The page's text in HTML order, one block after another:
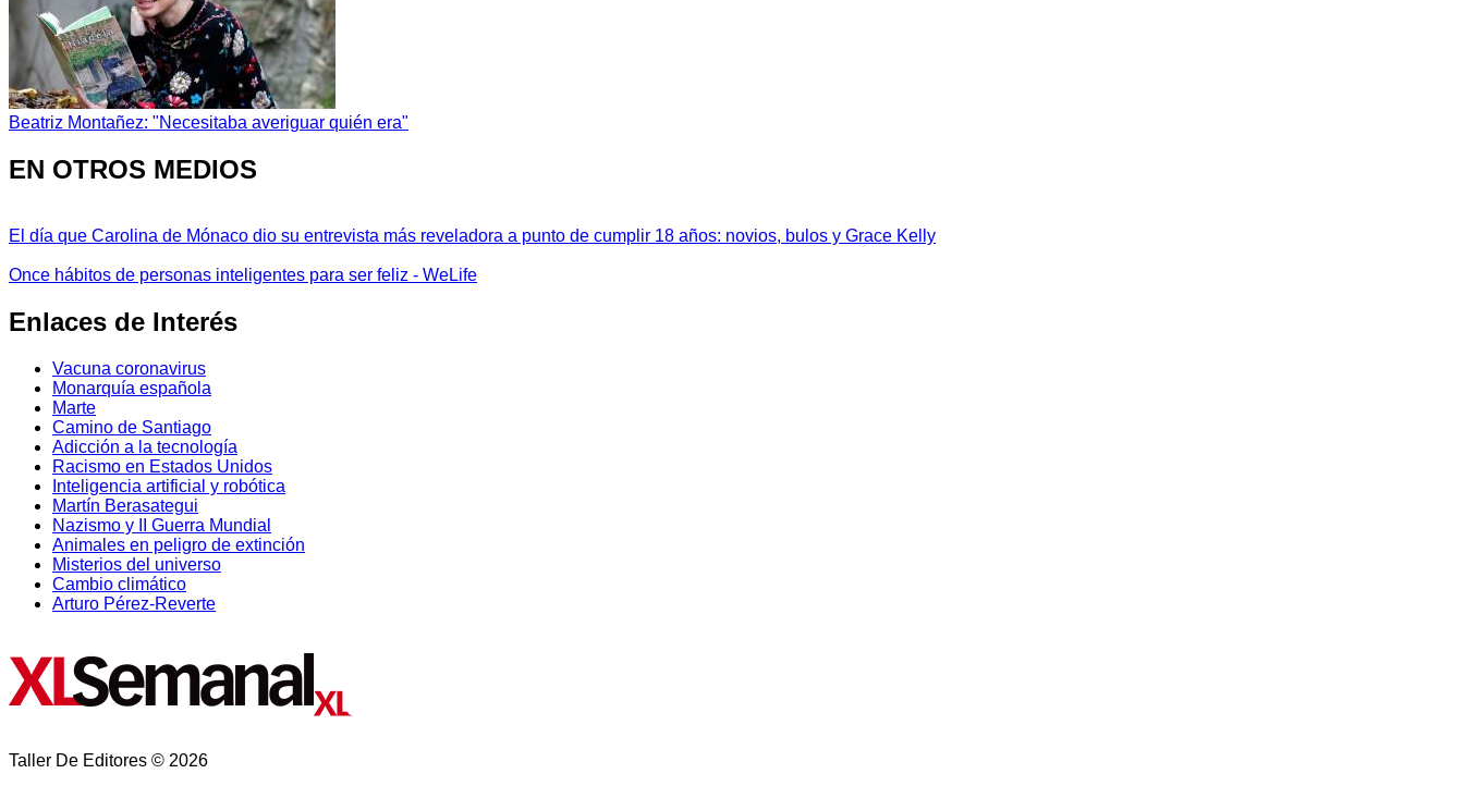
Beatriz Montañez: "Necesitaba averiguar quién era"
EN OTROS MEDIOS
El día que Carolina de Mónaco dio su entrevista más reveladora a punto de cumplir 18 años: novios, bulos y Grace Kelly
Once hábitos de personas inteligentes para ser feliz - WeLife
Enlaces de Interés
Vacuna coronavirus
Monarquía española
Marte
Camino de Santiago
Adicción a la tecnología
Racismo en Estados Unidos
Inteligencia artificial y robótica
Martín Berasategui
Nazismo y II Guerra Mundial
Animales en peligro de extinción
Misterios del universo
Cambio climático
Arturo Pérez-Reverte
Taller De Editores © 2026